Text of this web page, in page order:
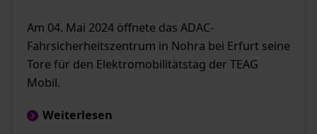
Am 04. Mai 2024 öffnete das ADAC-
Fahrsicherheitszentrum in Nohra bei Erfurt seine
Tore für den Elektromobilitätstag der TEAG
Mobil.
Weiterlesen